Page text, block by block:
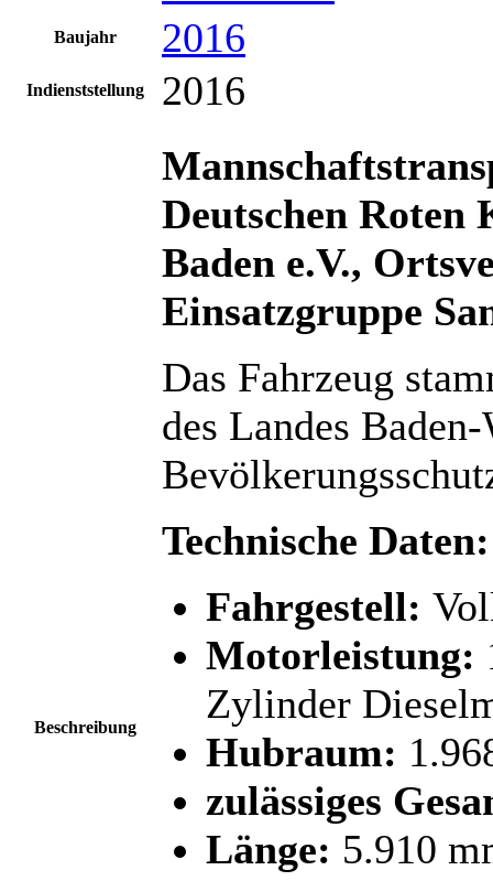
Baujahr 2016
Indienststellung 2016
Beschreibung
Deutschen Roten
Baden e.V.,
Einsatzgruppe
Das Fahrzeug
des Landes
Technische Daten:
Fahrgestell:
Motorleistung:
Zylinder
Hubraum:
zulässiges
Länge: 5.910